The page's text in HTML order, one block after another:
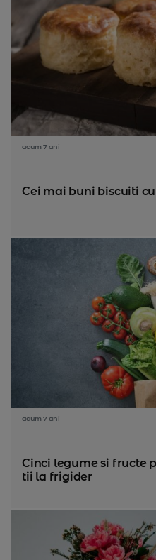
acum 7 ani
Cei mai buni biscuiti
acum 7 ani
Cinci legume si fructe
tii la frigider